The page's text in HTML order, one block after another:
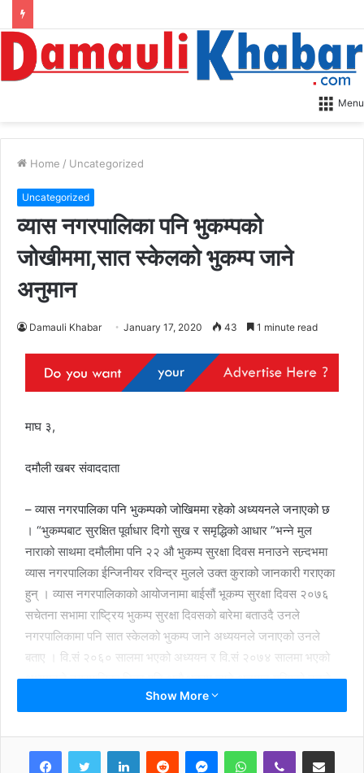
Menu
Home / Uncategorized
Uncategorized
व्यास नगरपालिका पनि भुकम्पको
जोखीममा,सात स्केलको भुकम्प जाने
अनुमान
Damauli Khabar January 17, 2020 43 1 minute read
माघ ३,
दमौली खबर संवाददाता
– व्यास नगरपालिका पनि भुकम्पको जोखिममा रहेको अध्ययनले जनाएको छ
। “भुकम्पबाट सुरक्षित पूर्वाधार दिगो सुख र समृद्धिको आधार ”भन्ने मुल
नाराको साथमा दमौलीमा पनि २२ औ भुकम्प सुरक्षा दिवस मनाउने सन्र्दभमा
व्यास नगरपालिका ईन्जिनीयर रविन्द्र मुलले उक्त कुराको जानकारी गराएका
हुन् । व्यास नगरपालिकाको आयोजनामा बाईसौं भूकम्प सुरक्षा दिवस २०७६
सचेतना सभामा राष्ट्रिय भुकम्प सुरक्षा दिवसको बारेमा बताउदै उनले
नगरपालिकामा पनि सात स्केलको भुकम्प जाने अध्ययनले जनाएको उनले
बताए । वि.सं २०६० सालमा भएको अध्ययन र वि.सं २०७४ सालमा भएको
अध्ययनले नगरपालिका भित्र पनि अझै भुकम्प जाने अनुमान गरिएको उनले
बताए । व्यास नगरपालिकाको नजिकमा पर्ने नारायणी छिराको कारणले भुकम्प
दमौली बाट नजिकमा रहेको नारायणी छिराको कारणले सात स्केलको भुकम्प
Show More